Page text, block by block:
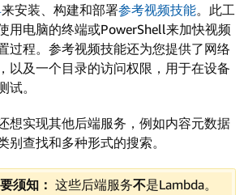
来安装、构建和部署参考视频技能。此工
用电脑的终端或PowerShell来加快视频
过程。参考视频技能还为您提供了网络
以及一个目录的访问权限，用于在设备
试。
想实现其他后端服务，例如内容元数据
别查找和多种形式的搜索。
须知： 这些后端服务不是Lambda。